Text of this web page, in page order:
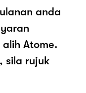
anda
Atome.
sila rujuk